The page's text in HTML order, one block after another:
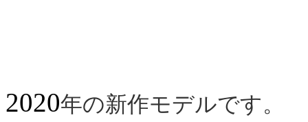
2020年の新作モデルです。